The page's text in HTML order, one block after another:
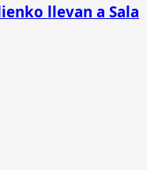
llevan a Sala